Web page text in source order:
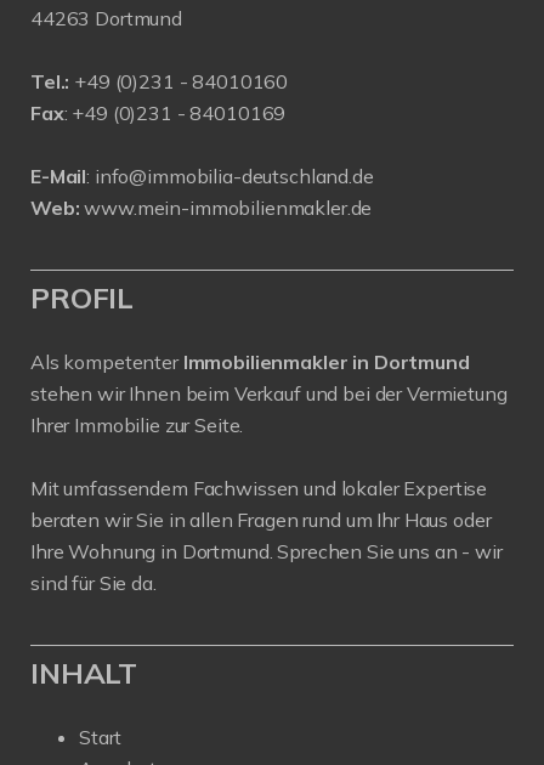
44263 Dortmund
Tel.: +49 (0)231 - 84010160
Fax: +49 (0)231 - 84010169
E-Mail: info@immobilia-deutschland.de
Web: www.mein-immobilienmakler.de
PROFIL
Als kompetenter Immobilienmakler in Dortmund
stehen wir Ihnen beim Verkauf und bei der Vermietung
Ihrer Immobilie zur Seite.
Mit umfassendem Fachwissen und lokaler Expertise
beraten wir Sie in allen Fragen rund um Ihr Haus oder
Ihre Wohnung in Dortmund. Sprechen Sie uns an - wir
sind für Sie da.
INHALT
Start